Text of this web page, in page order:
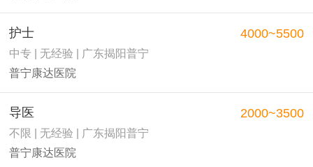
护士
中专 | 无经验 | 广东揭阳普宁
普宁康达医院
4000~5500
导医
不限 | 无经验 | 广东揭阳普宁
普宁康达医院
2000~3500